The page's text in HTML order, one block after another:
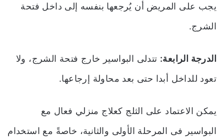
يجب على المريض أن يُرجعها بنفسه إلى داخل فتحة
الشرج.
الدرجة الرابعة: تتدلى البواسير خارج فتحة الشرج، ولا
تعود للداخل أبدا حتى بعد محاولة إرجاعها.
يمكن الاعتماد على الثلج كعلاج منزلي فعال مع
البواسير فى المرحلة الأولى والثانية، خاصةً مع استخدام